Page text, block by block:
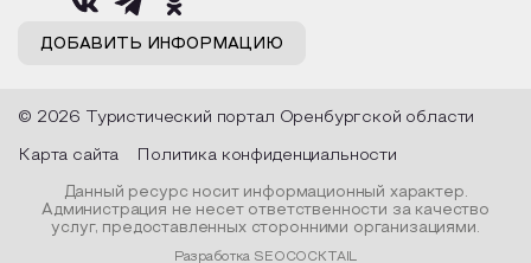
ДОБАВИТЬ ИНФОРМАЦИЮ
© 2026 Туристический портал Оренбургской области
Карта сайта Политика конфиденциальности
Данный ресурс носит информационный характер.
Администрация не несет ответственности за качество
услуг, предоставленных сторонними организациями.
Разработка SEOCOCKTAIL